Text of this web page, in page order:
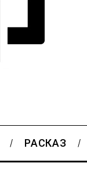
РАСКАЗ